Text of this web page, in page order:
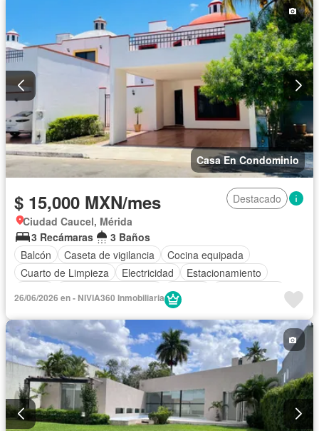
Casa En Condominio
$ 15,000 MXN/mes
Destacado
Ciudad Caucel, Mérida
3 Recámaras
3 Baños
Balcón
Caseta de vigilancia
Cocina equipada
Cuarto de Limpieza
Electricidad
Estacionamiento
Terraza
26/06/2026 en - NIVIA360 Inmobiliaria